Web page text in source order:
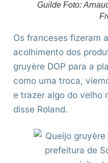
Guilde Foto:
Os franceses fizeram
acolhimento dos
gruyère DOP para a
como uma troca,
e trazer algo do velho
disse Roland.